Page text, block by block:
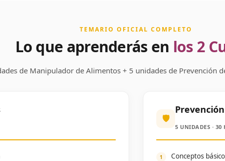
TEMARIO OFICIAL COMPLETO
Lo que aprenderás en los 2
de Manipulador de Alimentos + 5 unidades de Prevención
🛡️
5 UNIDADES · 30
Conceptos